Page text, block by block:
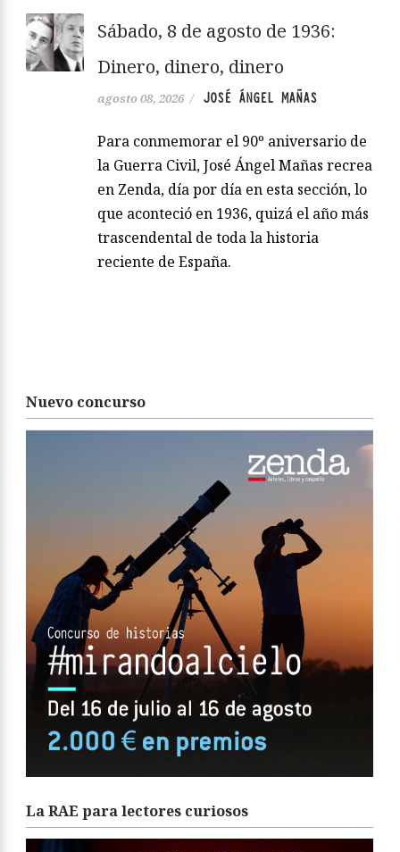
Sábado, 8 de agosto de 1936:
Dinero, dinero, dinero
agosto 08, 2026 / JOSÉ ÁNGEL MAÑAS
Para conmemorar el 90º aniversario de
la Guerra Civil, José Ángel Mañas recrea
en Zenda, día por día en esta sección, lo
que aconteció en 1936, quizá el año más
trascendental de toda la historia
reciente de España.
Nuevo concurso
La RAE para lectores curiosos